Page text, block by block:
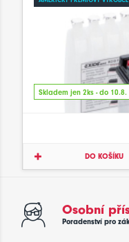
Skladem jen 2ks - do 10.8.
DO KOŠÍKU
Osobní
Poradenství pro